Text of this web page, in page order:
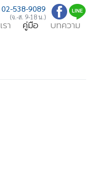
เรา คู่มือ บทความ
02-538-9089
(จ.-ส. 9-18 น.)